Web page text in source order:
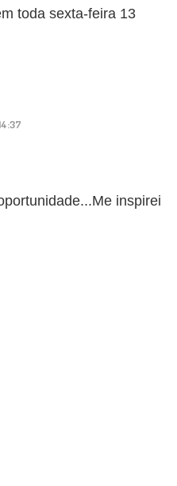
toda sexta-feira 13
inspirei